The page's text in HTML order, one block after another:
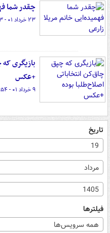
چقدر شما
۲۳ خرداد ۰۱ - ۰۹:۰۳
بازیگری
+عکس
۹ خرداد ۰۱ - ۱۰:۵۴
تاریخ
19
مرداد
1405
فیلترها
همه سرویس‌ها